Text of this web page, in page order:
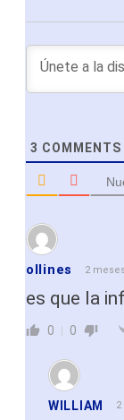
3 COMMENTS
ollines 2
es que la
0 0
WILLIAM